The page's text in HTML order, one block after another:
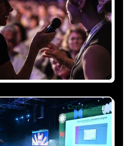
besoins, on vous répond
proposition
et adaptée à votre
contraintes.
occupons de
échanges avec le